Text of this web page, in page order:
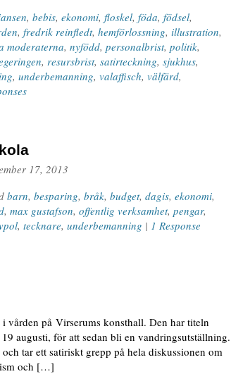
, bebis, ekonomi, floskel, föda, födsel,
, fredrik reinfledt, hemförlossning, illustration,
moderaterna, nyfödd, personalbrist, politik,
, resursbrist, satirteckning, sjukhus,
, underbemanning, valaffisch, välfärd,
17, 2013
barn, besparing, bråk, budget, dagis, ekonomi,
, max gustafson, offentlig verksamhet, pengar,
, tecknare, underbemanning | 1 Response
vården på Virserums konsthall. Den har titeln
augusti, för att sedan bli en vandringsutställning.
tar ett satiriskt grepp på hela diskussionen om
och […]